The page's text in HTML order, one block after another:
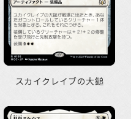
スカイクレイブの大鎚